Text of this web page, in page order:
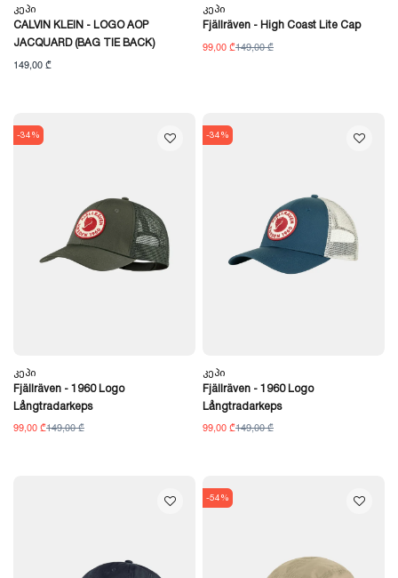
Კეპი
CALVIN KLEIN - LOGO AOP
JACQUARD (BAG TIE BACK)
149,00 ₾
Კეპი
Fjällräven - High Coast Lite Cap
99,00 ₾149,00 ₾
-34%
Კეპი
Fjällräven - 1960 Logo
Långtradarkeps
99,00 ₾149,00 ₾
-34%
Კეპი
Fjällräven - 1960 Logo
Långtradarkeps
99,00 ₾149,00 ₾
-54%